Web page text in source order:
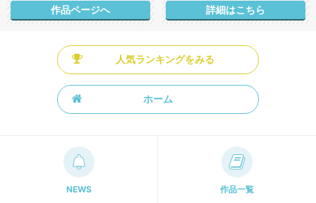
作品ページへ 詳細はこちら
人気ランキングをみる
ホーム
NEWS 作品一覧